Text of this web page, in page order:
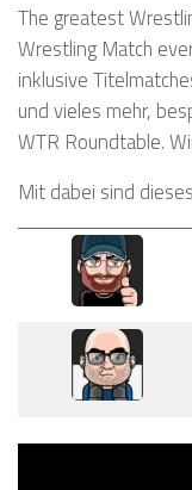
The greatest
Wrestling Match
inklusive
und vieles mehr,
WTR Roundtable.
Mit dabei sind